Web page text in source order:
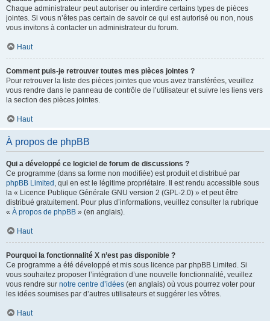
Chaque administrateur peut autoriser ou interdire certains types de pièces
jointes. Si vous n’êtes pas certain de savoir ce qui est autorisé ou non, nous
vous invitons à contacter un administrateur du forum.
Haut
Comment puis-je retrouver toutes mes pièces jointes ?
Pour retrouver la liste des pièces jointes que vous avez transférées, veuillez
vous rendre dans le panneau de contrôle de l’utilisateur et suivre les liens vers
la section des pièces jointes.
Haut
À propos de phpBB
Qui a développé ce logiciel de forum de discussions ?
Ce programme (dans sa forme non modifiée) est produit et distribué par
phpBB Limited , qui en est le légitime propriétaire. Il est rendu accessible sous
la « Licence Publique Générale GNU version 2 (GPL-2.0) » et peut être
distribué gratuitement. Pour plus d’informations, veuillez consulter la rubrique
« À propos de phpBB » (en anglais).
Haut
Pourquoi la fonctionnalité X n’est pas disponible ?
Ce programme a été développé et mis sous licence par phpBB Limited. Si
vous souhaitez proposer l’intégration d’une nouvelle fonctionnalité, veuillez
vous rendre sur notre centre d’idées (en anglais) où vous pourrez voter pour
les idées soumises par d’autres utilisateurs et suggérer les vôtres.
Haut